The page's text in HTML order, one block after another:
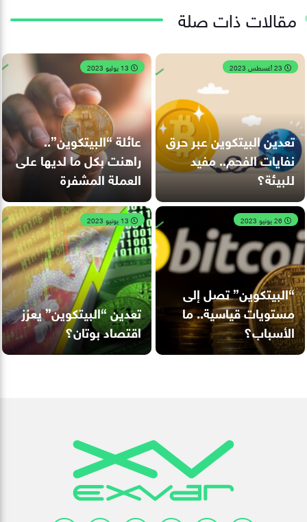
مقالات ذات صلة
تعدين البيتكوين عبر حرق
نفايات الفحم.. مفيد
للبيئة؟
عائلة “البيتكوين”..
راهنت بكل ما لديها على
العملة المشفرة
“البيتكوين” تصل إلى
مستويات قياسية.. ما
الأسباب؟
تعدين “البيتكوين” يعزز
اقتصاد بوتان؟